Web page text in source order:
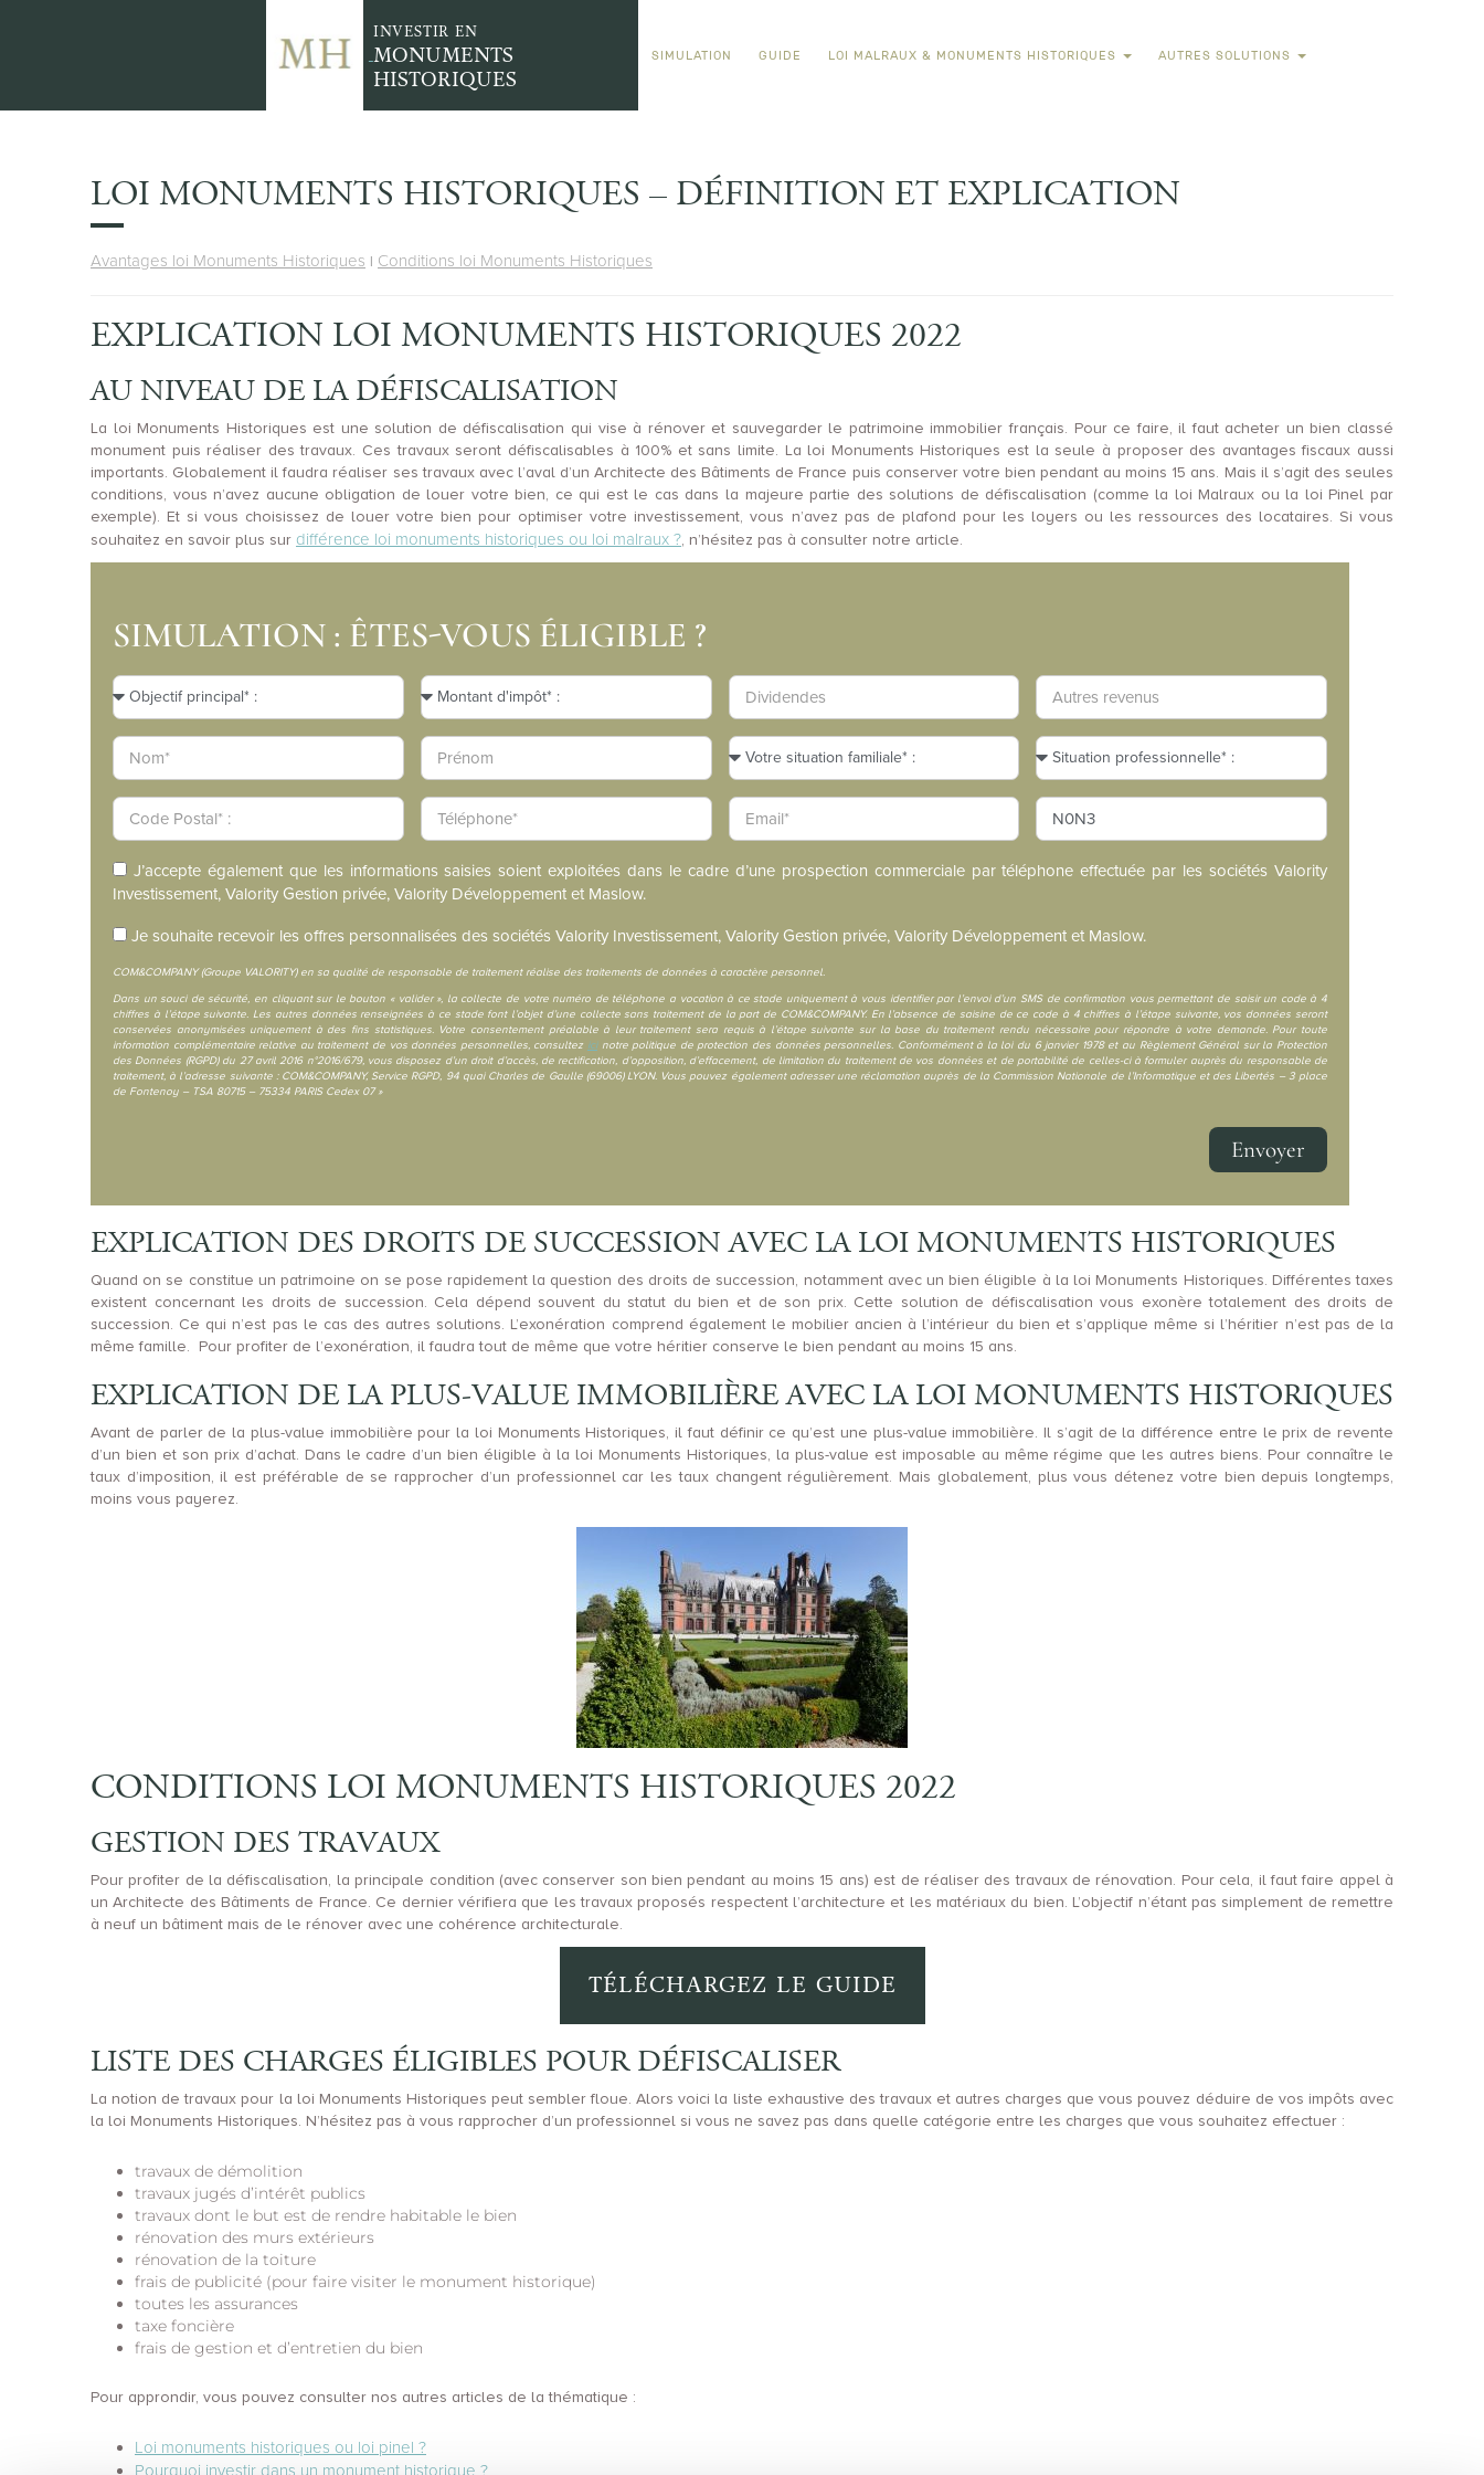
INVESTIR EN
MONUMENTS
HISTORIQUES
SIMULATION GUIDE LOI MALRAUX & MONUMENTS HISTORIQUES AUTRES SOLUTIONS
LOI MONUMENTS HISTORIQUES – DÉFINITION ET EXPLICATION
Avantages loi Monuments Historiques | Conditions loi Monuments Historiques
EXPLICATION LOI MONUMENTS HISTORIQUES 2022
AU NIVEAU DE LA DÉFISCALISATION
La loi Monuments Historiques est une solution de défiscalisation qui vise à rénover et sauvegarder le patrimoine immobilier français. Pour ce faire, il faut acheter un bien classé
monument puis réaliser des travaux. Ces travaux seront défiscalisables à 100% et sans limite. La loi Monuments Historiques est la seule à proposer des avantages fiscaux aussi
importants. Globalement il faudra réaliser ses travaux avec l’aval d’un Architecte des Bâtiments de France puis conserver votre bien pendant au moins 15 ans. Mais il s’agit des seules
conditions, vous n’avez aucune obligation de louer votre bien, ce qui est le cas dans la majeure partie des solutions de défiscalisation (comme la loi Malraux ou la loi Pinel par
exemple). Et si vous choisissez de louer votre bien pour optimiser votre investissement, vous n’avez pas de plafond pour les loyers ou les ressources des locataires. Si vous
souhaitez en savoir plus sur différence loi monuments historiques ou loi malraux ?, n’hésitez pas à consulter notre article.
SIMULATION : ÊTES-VOUS ÉLIGIBLE ?
J’accepte également que les informations saisies soient exploitées dans le cadre d’une prospection commerciale par téléphone effectuée par les sociétés Valority
Investissement, Valority Gestion privée, Valority Développement et Maslow.
Je souhaite recevoir les offres personnalisées des sociétés Valority Investissement, Valority Gestion privée, Valority Développement et Maslow.
COM&COMPANY (Groupe VALORITY) en sa qualité de responsable de traitement réalise des traitements de données à caractère personnel.
Dans un souci de sécurité, en cliquant sur le bouton « valider », la collecte de votre numéro de téléphone a vocation à ce stade uniquement à vous identifier par l’envoi d’un SMS de confirmation vous permettant de saisir un code à 4
chiffres à l’étape suivante. Les autres données renseignées à ce stade font l’objet d’une collecte sans traitement de la part de COM&COMPANY. En l’absence de saisine de ce code à 4 chiffres à l’étape suivante, vos données seront
conservées anonymisées uniquement à des fins statistiques. Votre consentement préalable à leur traitement sera requis à l’étape suivante sur la base du traitement rendu nécessaire pour répondre à votre demande. Pour toute
information complémentaire relative au traitement de vos données personnelles, consultez icinotre politique de protection des données personnelles. Conformément à la loi du 6 janvier 1978 et au Règlement Général sur la Protection
des Données (RGPD) du 27 avril 2016 n°2016/679, vous disposez d’un droit d’accès, de rectification, d’opposition, d’effacement, de limitation du traitement de vos données et de portabilité de celles-ci à formuler auprès du responsable de
traitement, à l’adresse suivante : COM&COMPANY, Service RGPD, 94 quai Charles de Gaulle (69006) LYON. Vous pouvez également adresser une réclamation auprès de la Commission Nationale de l’Informatique et des Libertés – 3 place
de Fontenoy – TSA 80715 – 75334 PARIS Cedex 07 »
Envoyer
EXPLICATION DES DROITS DE SUCCESSION AVEC LA LOI MONUMENTS HISTORIQUES
Quand on se constitue un patrimoine on se pose rapidement la question des droits de succession, notamment avec un bien éligible à la loi Monuments Historiques. Différentes taxes
existent concernant les droits de succession. Cela dépend souvent du statut du bien et de son prix. Cette solution de défiscalisation vous exonère totalement des droits de
succession. Ce qui n’est pas le cas des autres solutions. L’exonération comprend également le mobilier ancien à l’intérieur du bien et s’applique même si l’héritier n’est pas de la
même famille. Pour profiter de l’exonération, il faudra tout de même que votre héritier conserve le bien pendant au moins 15 ans.
EXPLICATION DE LA PLUS-VALUE IMMOBILIÈRE AVEC LA LOI MONUMENTS HISTORIQUES
Avant de parler de la plus-value immobilière pour la loi Monuments Historiques, il faut définir ce qu’est une plus-value immobilière. Il s’agit de la différence entre le prix de revente
d’un bien et son prix d’achat. Dans le cadre d’un bien éligible à la loi Monuments Historiques, la plus-value est imposable au même régime que les autres biens. Pour connaître le
taux d’imposition, il est préférable de se rapprocher d’un professionnel car les taux changent régulièrement. Mais globalement, plus vous détenez votre bien depuis longtemps,
moins vous payerez.
CONDITIONS LOI MONUMENTS HISTORIQUES 2022
GESTION DES TRAVAUX
Pour profiter de la défiscalisation, la principale condition (avec conserver son bien pendant au moins 15 ans) est de réaliser des travaux de rénovation. Pour cela, il faut faire appel à
un Architecte des Bâtiments de France. Ce dernier vérifiera que les travaux proposés respectent l’architecture et les matériaux du bien. L’objectif n’étant pas simplement de remettre
à neuf un bâtiment mais de le rénover avec une cohérence architecturale.
TÉLÉCHARGEZ LE GUIDE
LISTE DES CHARGES ÉLIGIBLES POUR DÉFISCALISER
La notion de travaux pour la loi Monuments Historiques peut sembler floue. Alors voici la liste exhaustive des travaux et autres charges que vous pouvez déduire de vos impôts avec
la loi Monuments Historiques. N’hésitez pas à vous rapprocher d’un professionnel si vous ne savez pas dans quelle catégorie entre les charges que vous souhaitez effectuer :
travaux de démolition
travaux jugés d’intérêt publics
travaux dont le but est de rendre habitable le bien
rénovation des murs extérieurs
rénovation de la toiture
frais de publicité (pour faire visiter le monument historique)
toutes les assurances
taxe foncière
frais de gestion et d’entretien du bien
Pour approndir, vous pouvez consulter nos autres articles de la thématique :
Loi monuments historiques ou loi pinel ?
Pourquoi investir dans un monument historique ?